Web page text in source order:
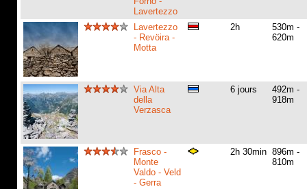
Lavertezzo
Lavertezzo
- Revöira -
Motta
2h
530m -
620m
Via Alta
della
Verzasca
6 jours
492m -
918m
Frasco -
Monte
Valdo - Veld
- Gerra
2h 30min 896m -
810m